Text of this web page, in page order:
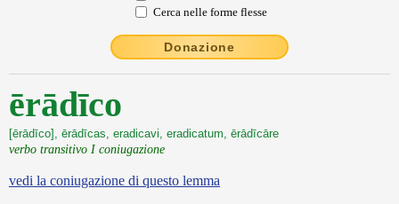
Cerca nelle forme flesse
Donazione
ērādīco
[ērādīco], ērādīcas, eradicavi, eradicatum, ērādīcāre
verbo transitivo I coniugazione
vedi la coniugazione di questo lemma